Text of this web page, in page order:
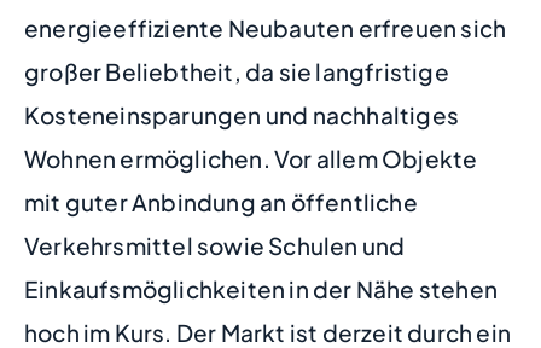
energieeffiziente Neubauten erfreuen sich
großer Beliebtheit, da sie langfristige
Kosteneinsparungen und nachhaltiges
Wohnen ermöglichen. Vor allem Objekte
mit guter Anbindung an öffentliche
Verkehrsmittel sowie Schulen und
Einkaufsmöglichkeiten in der Nähe stehen
hoch im Kurs. Der Markt ist derzeit durch ein